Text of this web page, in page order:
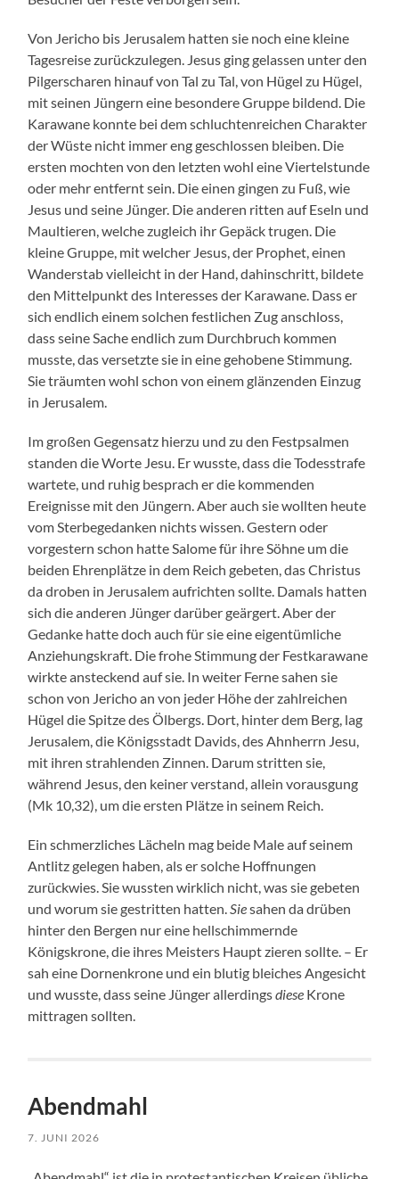
Von Jericho bis Jerusalem hatten sie noch eine kleine
Tagesreise zurückzulegen. Jesus ging gelassen unter den
Pilgerscharen hinauf von Tal zu Tal, von Hügel zu Hügel,
mit seinen Jüngern eine besondere Gruppe bildend. Die
Karawane konnte bei dem schluchtenreichen Charakter
der Wüste nicht immer eng geschlossen bleiben. Die
ersten mochten von den letzten wohl eine Viertelstunde
oder mehr entfernt sein. Die einen gingen zu Fuß, wie
Jesus und seine Jünger. Die anderen ritten auf Eseln und
Maultieren, welche zugleich ihr Gepäck trugen. Die
kleine Gruppe, mit welcher Jesus, der Prophet, einen
Wanderstab vielleicht in der Hand, dahinschritt, bildete
den Mittelpunkt des Interesses der Karawane. Dass er
sich endlich einem solchen festlichen Zug anschloss,
dass seine Sache endlich zum Durchbruch kommen
musste, das versetzte sie in eine gehobene Stimmung.
Sie träumten wohl schon von einem glänzenden Einzug
in Jerusalem.
Im großen Gegensatz hierzu und zu den Festpsalmen
standen die Worte Jesu. Er wusste, dass die Todesstrafe
wartete, und ruhig besprach er die kommenden
Ereignisse mit den Jüngern. Aber auch sie wollten heute
vom Sterbegedanken nichts wissen. Gestern oder
vorgestern schon hatte Salome für ihre Söhne um die
beiden Ehrenplätze in dem Reich gebeten, das Christus
da droben in Jerusalem aufrichten sollte. Damals hatten
sich die anderen Jünger darüber geärgert. Aber der
Gedanke hatte doch auch für sie eine eigentümliche
Anziehungskraft. Die frohe Stimmung der Festkarawane
wirkte ansteckend auf sie. In weiter Ferne sahen sie
schon von Jericho an von jeder Höhe der zahlreichen
Hügel die Spitze des Ölbergs. Dort, hinter dem Berg, lag
Jerusalem, die Königsstadt Davids, des Ahnherrn Jesu,
mit ihren strahlenden Zinnen. Darum stritten sie,
während Jesus, den keiner verstand, allein vorausgung
(Mk 10,32), um die ersten Plätze in seinem Reich.
Ein schmerzliches Lächeln mag beide Male auf seinem
Antlitz gelegen haben, als er solche Hoffnungen
zurückwies. Sie wussten wirklich nicht, was sie gebeten
und worum sie gestritten hatten.Siesahen da drüben
hinter den Bergen nur eine hellschimmernde
Königskrone, die ihres Meisters Haupt zieren sollte. – Er
sah eine Dornenkrone und ein blutig bleiches Angesicht
und wusste, dass seine Jünger allerdingsdiese Krone
mittragen sollten.
Abendmahl
7. JUNI 2026